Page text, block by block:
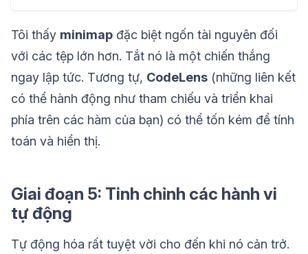
Tôi thấy minimap đặc biệt ngốn tài nguyên đối
với các tệp lớn hơn. Tắt nó là một chiến thắng
ngay lập tức. Tương tự, CodeLens (những liên kết
có thể hành động như tham chiếu và triển khai
phía trên các hàm của bạn) có thể tốn kém để tính
toán và hiển thị.
Giai đoạn 5: Tinh chỉnh các hành vi
tự động
Tự động hóa rất tuyệt vời cho đến khi nó cản trở.